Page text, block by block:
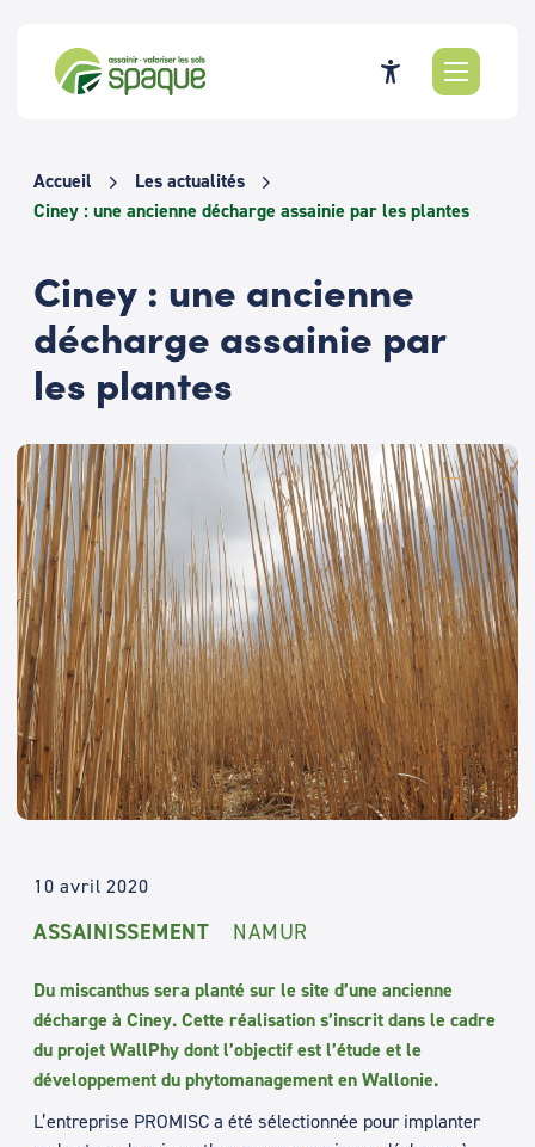
contenu
Accueil
Les actualités
Ciney : une ancienne décharge assainie par les plantes
Ciney : une ancienne
décharge assainie par
les plantes
10 avril 2020
ASSAINISSEMENT NAMUR
Du miscanthus sera planté sur le site d’une ancienne
décharge à Ciney.Cette réalisation s’inscrit dans le cadre
du projet WallPhy dont l’objectif est l’étude et le
développement du phytomanagement en Wallonie.
L’entreprise PROMISC a été sélectionnée pour implanter